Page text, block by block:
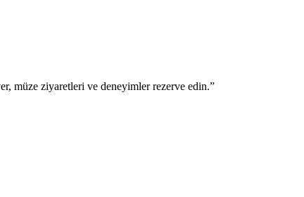
müze ziyaretleri ve deneyimler rezerve edin.”